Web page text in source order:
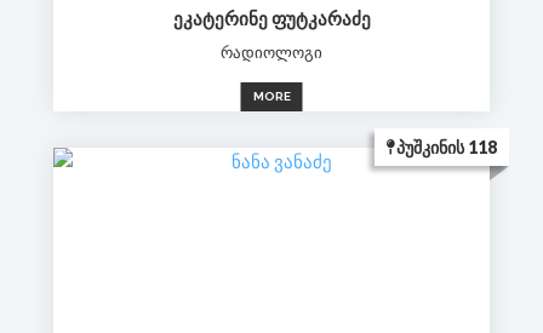
ᲔᲙᲐᲢᲔᲠᲘᲜᲔ ᲤᲣᲢᲙᲐᲠᲐᲫᲔ
რადიოლოგი
MORE
ᲞᲣᲨᲙᲘᲜᲘᲡ 118